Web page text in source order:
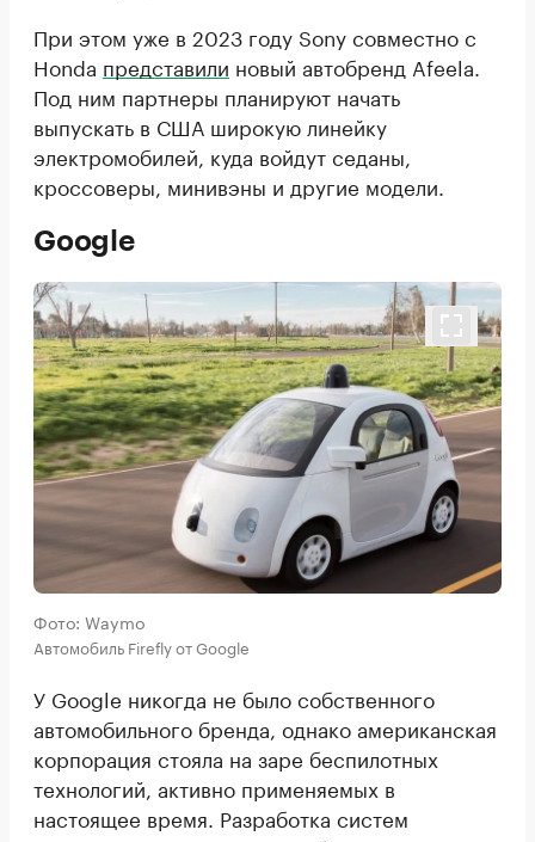
При этом уже в 2023 году Sony совместно с
Honda представили новый автобренд Afeela.
Под ним партнеры планируют начать
выпускать в США широкую линейку
электромобилей, куда войдут седаны,
кроссоверы, минивэны и другие модели.
Google
Фото: Waymo
Автомобиль Firefly от Google
У Google никогда не было собственного
автомобильного бренда, однако американская
корпорация стояла на заре беспилотных
технологий, активно применяемых в
настоящее время. Разработка систем